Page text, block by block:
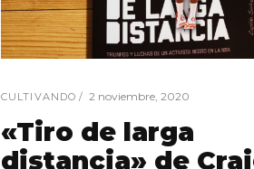
CULTIVANDO 2 noviembre, 2020
«Tiro de larga
distancia» de